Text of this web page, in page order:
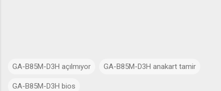
GA-B85M-D3H açılmıyor GA-B85M-D3H anakart tamir
GA-B85M-D3H bios